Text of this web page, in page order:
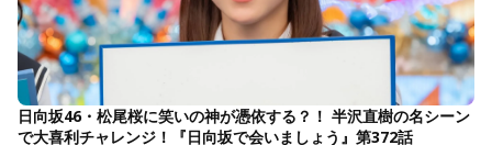
日向坂46・松尾桜に笑いの神が憑依する？！ 半沢直樹の名シーン
で大喜利チャレンジ！『日向坂で会いましょう』第372話